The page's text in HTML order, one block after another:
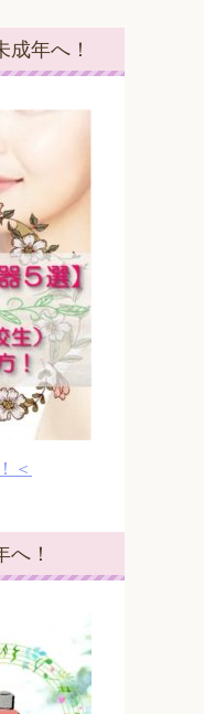
年へ！
＜
！